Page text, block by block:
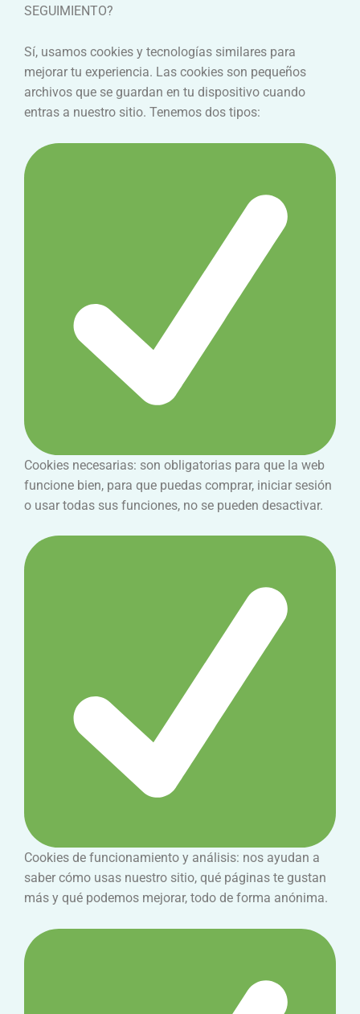
SEGUIMIENTO?
Sí, usamos cookies y tecnologías similares para
mejorar tu experiencia. Las cookies son pequeños
archivos que se guardan en tu dispositivo cuando
entras a nuestro sitio. Tenemos dos tipos:
Cookies necesarias: son obligatorias para que la web
funcione bien, para que puedas comprar, iniciar sesión
o usar todas sus funciones, no se pueden desactivar.
Cookies de funcionamiento y análisis: nos ayudan a
saber cómo usas nuestro sitio, qué páginas te gustan
más y qué podemos mejorar, todo de forma anónima.